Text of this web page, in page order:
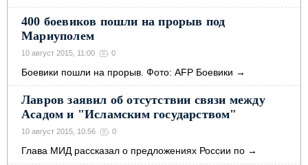
400 боевиков пошли на прорыв под
Мариуполем
10 август 2015, 11:00 0
Боевики пошли на прорыв. Фото: AFP Боевики →
Лавров заявил об отсутствии связи между
Асадом и "Исламским государством"
10 август 2015, 10:56 0
Глава МИД рассказал о предложениях России по →